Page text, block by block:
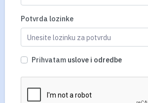
Potvrda lozinke
Prihvatam uslove i odredbe